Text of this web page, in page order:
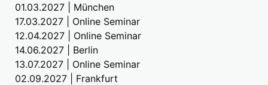
01.03.2027 | München
17.03.2027 | Online Seminar
12.04.2027 | Online Seminar
14.06.2027 | Berlin
13.07.2027 | Online Seminar
02.09.2027 | Frankfurt